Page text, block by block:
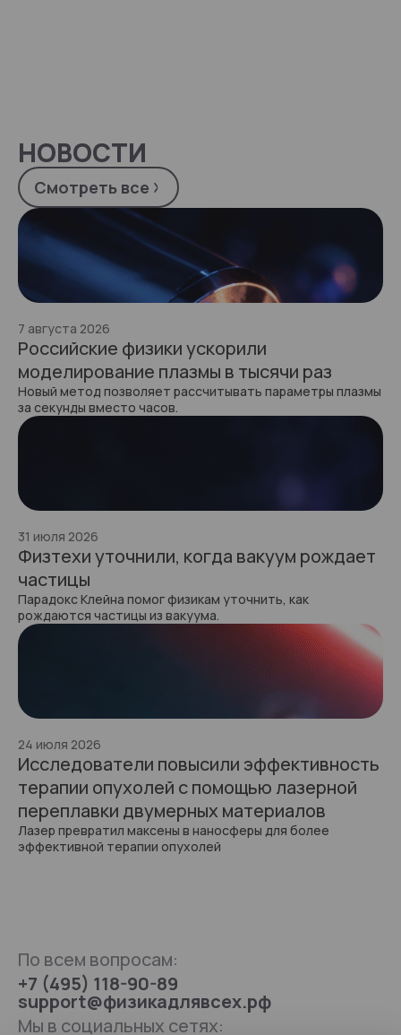
НОВОСТИ
Смотреть все
7 августа 2026
Российские физики ускорили
моделирование плазмы в тысячи раз
Новый метод позволяет рассчитывать параметры плазмы
за секунды вместо часов.
31 июля 2026
Физтехи уточнили, когда вакуум рождает
частицы
Парадокс Клейна помог физикам уточнить, как
рождаются частицы из вакуума.
24 июля 2026
Исследователи повысили эффективность
терапии опухолей с помощью лазерной
переплавки двумерных материалов
Лазер превратил максены в наносферы для более
эффективной терапии опухолей
По всем вопросам:
+7 (495) 118-90-89
support@физикадлявсех.рф
Мы в социальных сетях: